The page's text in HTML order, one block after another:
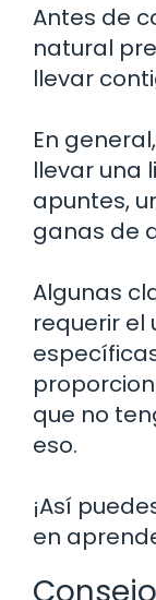
Antes de
natural
llevar
En
llevar una
apuntes,
ganas de
Algunas
requerir el
que no
eso.
¡Así
en